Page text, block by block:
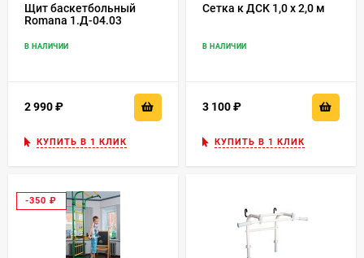
Щит баскетбольный
Romana 1.Д-04.03
В НАЛИЧИИ
2 990
КУПИТЬ В 1 КЛИК
Сетка к ДСК 1,0 х 2,0 м
В НАЛИЧИИ
3 100
КУПИТЬ В 1 КЛИК
-350